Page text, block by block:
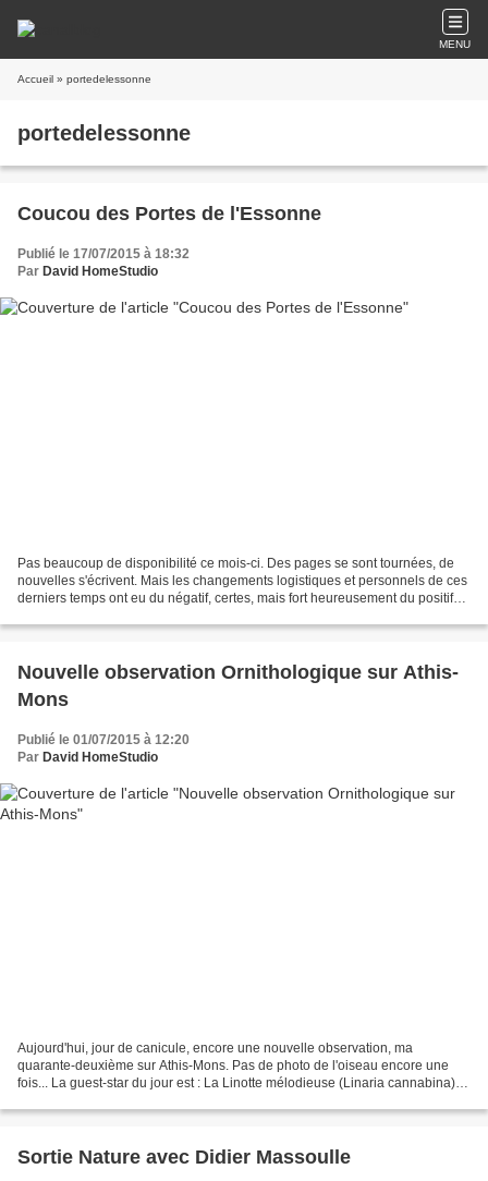
MENU
Accueil » portedelessonne
portedelessonne
Coucou des Portes de l'Essonne
Publié le 17/07/2015 à 18:32
Par David HomeStudio
Pas beaucoup de disponibilité ce mois-ci. Des pages se sont tournées, de
nouvelles s'écrivent. Mais les changements logistiques et personnels de ces
derniers temps ont eu du négatif, certes, mais fort heureusement du positif
Nouvelle observation Ornithologique sur Athis-
Mons
Publié le 01/07/2015 à 12:20
Par David HomeStudio
Aujourd'hui, jour de canicule, encore une nouvelle observation, ma
quarante-deuxième sur Athis-Mons. Pas de photo de l'oiseau encore une
fois... La guest-star du jour est : La Linotte mélodieuse (Linaria cannabina)
Sortie Nature avec Didier Massoulle